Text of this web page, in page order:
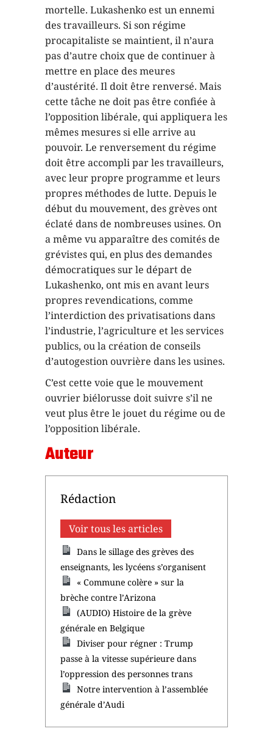
mortelle. Lukashenko est un ennemi
des travailleurs. Si son régime
procapitaliste se maintient, il n’aura
pas d’autre choix que de continuer à
mettre en place des meures
d’austérité. Il doit être renversé. Mais
cette tâche ne doit pas être confiée à
l’opposition libérale, qui appliquera les
mêmes mesures si elle arrive au
pouvoir. Le renversement du régime
doit être accompli par les travailleurs,
avec leur propre programme et leurs
propres méthodes de lutte. Depuis le
début du mouvement, des grèves ont
éclaté dans de nombreuses usines. On
a même vu apparaître des comités de
grévistes qui, en plus des demandes
démocratiques sur le départ de
Lukashenko, ont mis en avant leurs
propres revendications, comme
l’interdiction des privatisations dans
l’industrie, l’agriculture et les services
publics, ou la création de conseils
d’autogestion ouvrière dans les usines.
C’est cette voie que le mouvement
ouvrier biélorusse doit suivre s’il ne
veut plus être le jouet du régime ou de
l’opposition libérale.
Auteur
Rédaction
Voir tous les articles
Dans le sillage des grèves des
enseignants, les lycéens s’organisent
« Commune colère » sur la
brèche contre l’Arizona
(AUDIO) Histoire de la grève
générale en Belgique
Diviser pour régner : Trump
passe à la vitesse supérieure dans
l’oppression des personnes trans
Notre intervention à l’assemblée
générale d’Audi